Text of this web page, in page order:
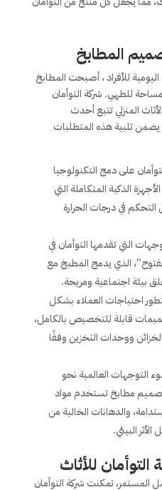
المطابخ
للأفراد ، أصبحت المطابخ
للطهي. شركة التوأمان
المنزلي تتبع أحدث
تلبية هذه المتطلبات
على دمج التكنولوجيا
الذكية المتكاملة التي
في درجات الحرارة
التي تقدمها التوأمان في
الذي يدمج المطبخ مع
بيئة اجتماعية ومريحة.
احتياجات العملاء بشكل
قابلة للتخصيص بالكامل،
ووحدات التخزين وفقًا
التوجهات العالمية نحو
مطابخ تستخدم مواد
والدهانات الخالية من
البيئي.
للأثاث
عامًا من العمل المستمر، تمكنت شركة التوأمان